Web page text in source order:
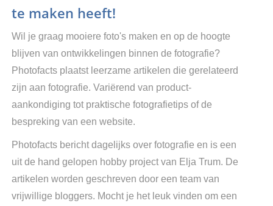
te maken heeft!
Wil je graag mooiere foto's maken en op de hoogte
blijven van ontwikkelingen binnen de fotografie?
Photofacts plaatst leerzame artikelen die gerelateerd
zijn aan fotografie. Variërend van product-
aankondiging tot praktische fotografietips of de
bespreking van een website.
Photofacts bericht dagelijks over fotografie en is een
uit de hand gelopen hobby project van Elja Trum. De
artikelen worden geschreven door een team van
vrijwillige bloggers. Mocht je het leuk vinden om een